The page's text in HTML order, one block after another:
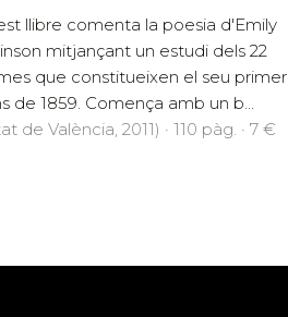
llibre comenta la poesia d'Emily
mitjançant un estudi dels 22
que constitueixen el seu primer
de 1859. Comença amb un b...
València, 2011) · 110 pàg. · 7 €